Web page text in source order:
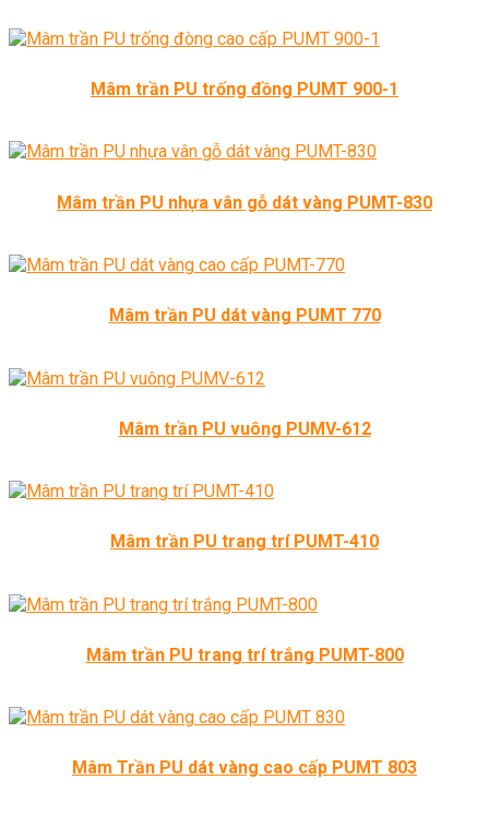
Mâm trần PU trống đồng PUMT 900-1
Mâm trần PU nhựa vân gỗ dát vàng PUMT-830
Mâm trần PU dát vàng PUMT 770
Mâm trần PU vuông PUMV-612
Mâm trần PU trang trí PUMT-410
Mâm trần PU trang trí trắng PUMT-800
Mâm Trần PU dát vàng cao cấp PUMT 803